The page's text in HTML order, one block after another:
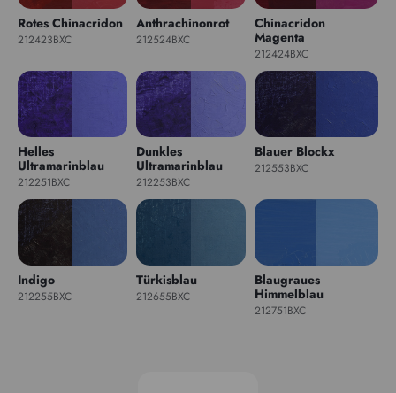
Rotes Chinacridon
212423BXC
Anthrachinonrot
212524BXC
Chinacridon
Magenta
212424BXC
Helles
Ultramarinblau
212251BXC
Dunkles
Ultramarinblau
212253BXC
Blauer Blockx
212553BXC
Indigo
212255BXC
Türkisblau
212655BXC
Blaugraues
Himmelblau
212751BXC